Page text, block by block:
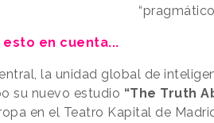
en cuenta...
la unidad global de
su nuevo estudio “The Truth
en el Teatro Kapital de